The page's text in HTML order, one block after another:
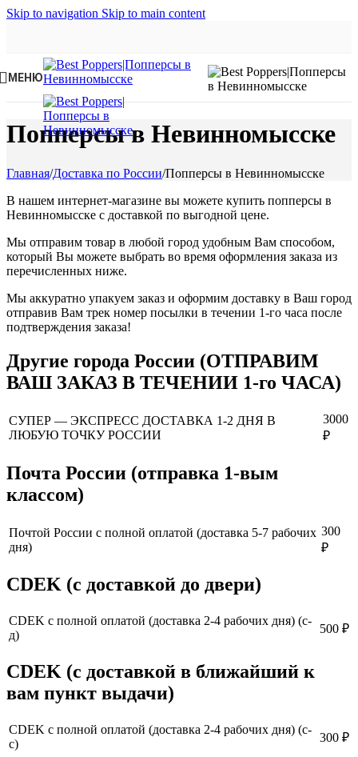
Skip to navigation Skip to main content
МЕНЮ
Попперсы в Невинномысске
Главная/Доставка по России/Попперсы в Невинномысске
В нашем интернет-магазине вы можете купить попперсы в
Невинномысске с доставкой по выгодной цене.
Мы отправим товар в любой город удобным Вам способом,
который Вы можете выбрать во время оформления заказа из
перечисленных ниже.
Мы аккуратно упакуем заказ и оформим доставку в Ваш город
отправив Вам трек номер посылки в течении 1-го часа после
подтверждения заказа!
Другие города России (ОТПРАВИМ
ВАШ ЗАКАЗ В ТЕЧЕНИИ 1-го ЧАСА)
СУПЕР — ЭКСПРЕСС ДОСТАВКА 1-2 ДНЯ В
ЛЮБУЮ ТОЧКУ РОССИИ
3000
₽
Почта России (отправка 1-вым
классом)
Почтой России с полной оплатой (доставка 5-7 рабочих
дня)
300
₽
CDEK (с доставкой до двери)
CDEK с полной оплатой (доставка 2-4 рабочих дня) (с-
д)
500 ₽
CDEK (с доставкой в ближайший к
вам пункт выдачи)
CDEK с полной оплатой (доставка 2-4 рабочих дня) (с-
с)
300 ₽